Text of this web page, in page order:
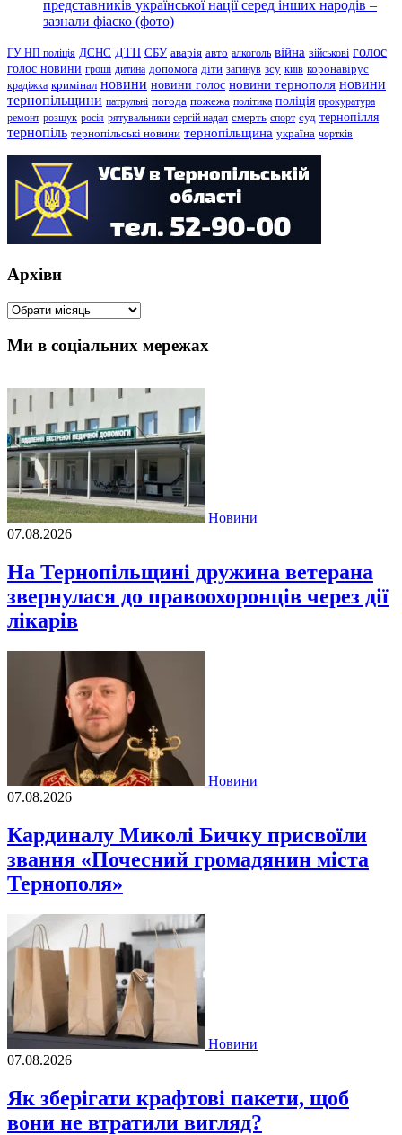
представників української нації серед інших народів –
зазнали фіаско (фото)
ГУ НП поліція ДСНС ДТП СБУ аварія авто алкоголь війна військові голос
голос новини гроші дитина допомога діти загинув зсу київ коронавірус
крадіжка кримінал новини новини голос новини тернополя новини
тернопільщини патрульні погода пожежа політика поліція прокуратура
ремонт розшук росія рятувальники сергій надал смерть спорт суд тернопілля
тернопіль тернопільські новини тернопільщина україна чортків
Архіви
Архіви
Ми в соціальних мережах
Новини
07.08.2026
На Тернопільщині дружина ветерана
звернулася до правоохоронців через дії
лікарів
Новини
07.08.2026
Кардиналу Миколі Бичку присвоїли
звання «Почесний громадянин міста
Тернополя»
Новини
07.08.2026
Як зберігати крафтові пакети, щоб
вони не втратили вигляд?